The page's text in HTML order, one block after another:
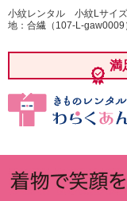
小紋レンタル 小紋Lサ
地：合繊（107-L-gaw0009
満